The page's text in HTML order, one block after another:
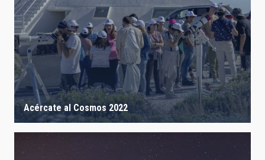
Acércate al Cosmos 2022